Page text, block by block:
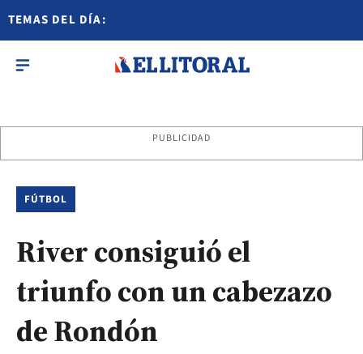
TEMAS DEL DÍA:
PUBLICIDAD
FÚTBOL
River consiguió el
triunfo con un cabezazo
de Rondón